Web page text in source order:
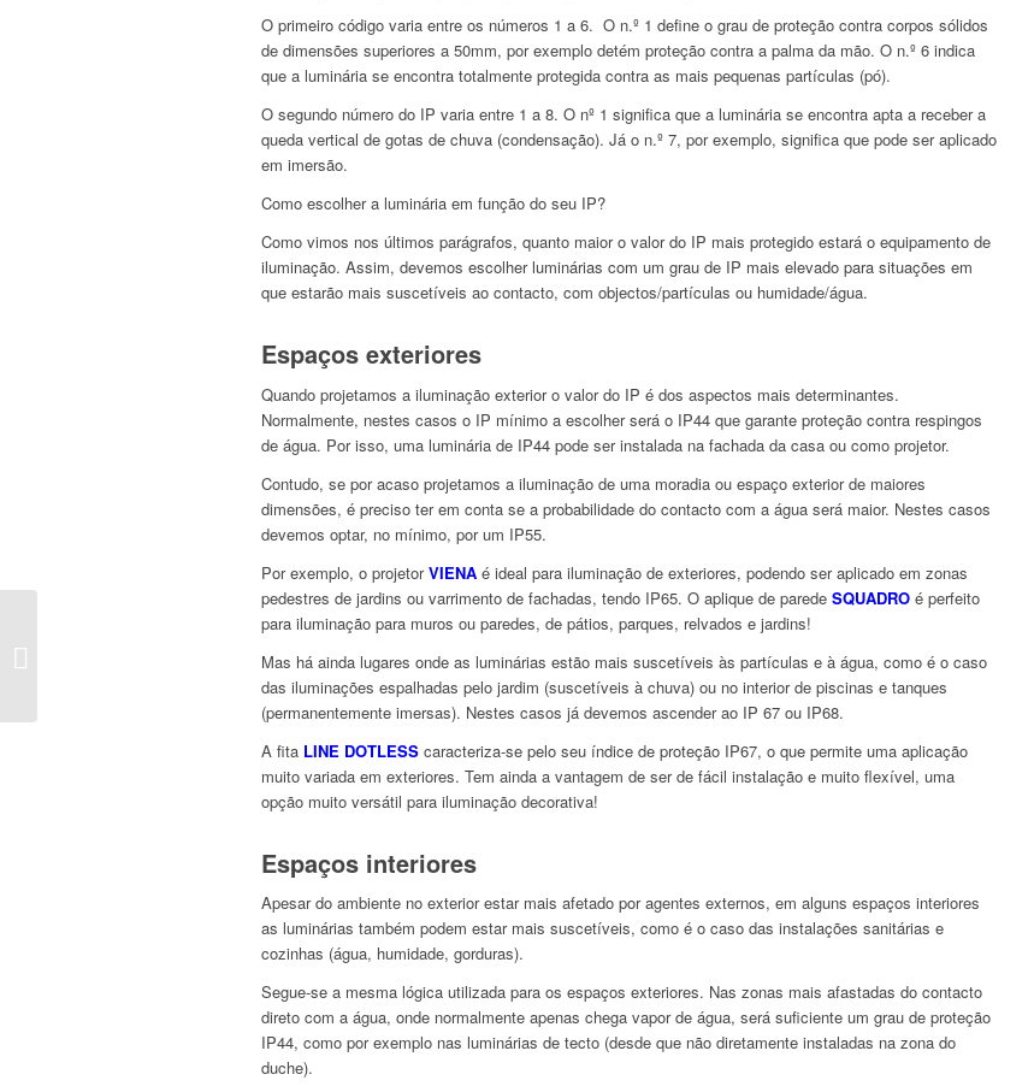
O primeiro código varia entre os números 1 a 6. O n.º 1 define o grau de proteção contra corpos sólidos
de dimensões superiores a 50mm, por exemplo detém proteção contra a palma da mão. O n.º 6 indica
que a luminária se encontra totalmente protegida contra as mais pequenas partículas (pó).
O segundo número do IP varia entre 1 a 8. O nº 1 significa que a luminária se encontra apta a receber a
queda vertical de gotas de chuva (condensação). Já o n.º 7, por exemplo, significa que pode ser aplicado
em imersão.
Como escolher a luminária em função do seu IP?
Como vimos nos últimos parágrafos, quanto maior o valor do IP mais protegido estará o equipamento de
iluminação. Assim, devemos escolher luminárias com um grau de IP mais elevado para situações em
que estarão mais suscetíveis ao contacto, com objectos/partículas ou humidade/água.
Espaços exteriores
Quando projetamos a iluminação exterior o valor do IP é dos aspectos mais determinantes.
Normalmente, nestes casos o IP mínimo a escolher será o IP44 que garante proteção contra respingos
de água. Por isso, uma luminária de IP44 pode ser instalada na fachada da casa ou como projetor.
Contudo, se por acaso projetamos a iluminação de uma moradia ou espaço exterior de maiores
dimensões, é preciso ter em conta se a probabilidade do contacto com a água será maior. Nestes casos
devemos optar, no mínimo, por um IP55.
Por exemplo, o projetorVIENA é ideal para iluminação de exteriores, podendo ser aplicado em zonas
pedestres de jardins ou varrimento de fachadas, tendo IP65. O aplique de parede SQUADRO é perfeito
para iluminação para muros ou paredes, de pátios, parques, relvados e jardins!
Mas há ainda lugares onde as luminárias estão mais suscetíveis às partículas e à água, como é o caso
das iluminações espalhadas pelo jardim (suscetíveis à chuva) ou no interior de piscinas e tanques
(permanentemente imersas). Nestes casos já devemos ascender ao IP 67 ou IP68.
A fita LINE DOTLESS caracteriza-se pelo seu índice de proteção IP67, o que permite uma aplicação
muito variada em exteriores. Tem ainda a vantagem de ser de fácil instalação e muito flexível, uma
opção muito versátil para iluminação decorativa!
Espaços interiores
Apesar do ambiente no exterior estar mais afetado por agentes externos, em alguns espaços interiores
as luminárias também podem estar mais suscetíveis, como é o caso das instalações sanitárias e
cozinhas (água, humidade, gorduras).
Segue-se a mesma lógica utilizada para os espaços exteriores. Nas zonas mais afastadas do contacto
direto com a água, onde normalmente apenas chega vapor de água, será suficiente um grau de proteção
IP44, como por exemplo nas luminárias de tecto (desde que não diretamente instaladas na zona do
duche).